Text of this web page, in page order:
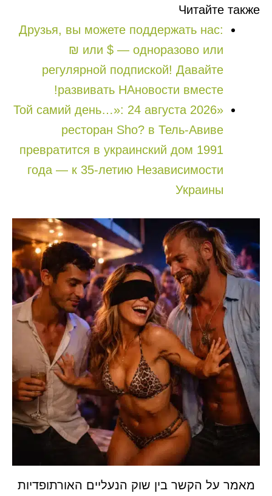
Читайте также
Друзья, вы можете поддержать нас:
₪ или $ — одноразово или
регулярной подпиской! Давайте
развивать НАновости вместе!
«Той самий день…»: 24 августа 2026
ресторан Sho? в Тель-Авиве
превратится в украинский дом 1991
года — к 35-летию Независимости
Украины
מאמר על הקשר בין שוק הנעליים האורתופדיות